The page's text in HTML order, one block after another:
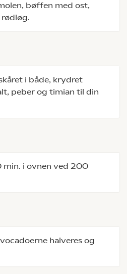
bøffen med ost,
i både, krydret
peber og timian til din
min. i ovnen ved 200
halveres og